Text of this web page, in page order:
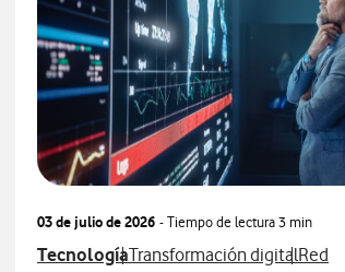
03 de julio de 2026 - Tiempo de lectura3 min
Ver más notas de prensa relacionados con
TecnologíaVer más notas de prensa
Transformación digitalVer
Red